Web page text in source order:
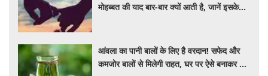
मोहब्बत की याद बार-बार क्यों आती है, जानें इसके
आंवला का पानी बालों के लिए है वरदान! सफेद और
कमजोर बालों से मिलेगी राहत, घर पर ऐसे बनाकर करें